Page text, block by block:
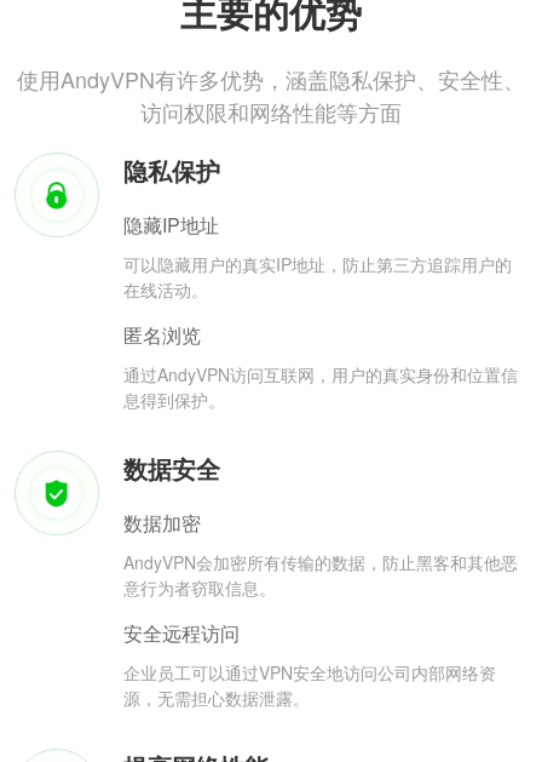
主要的优势
使用AndyVPN有许多优势，涵盖隐私保护、安全性、
访问权限和网络性能等方面
隐私保护
隐藏IP地址
可以隐藏用户的真实IP地址，防止第三方追踪用户的
在线活动。
匿名浏览
通过AndyVPN访问互联网，用户的真实身份和位置信
息得到保护。
数据安全
数据加密
AndyVPN会加密所有传输的数据，防止黑客和其他恶
意行为者窃取信息。
安全远程访问
企业员工可以通过VPN安全地访问公司内部网络资
源，无需担心数据泄露。